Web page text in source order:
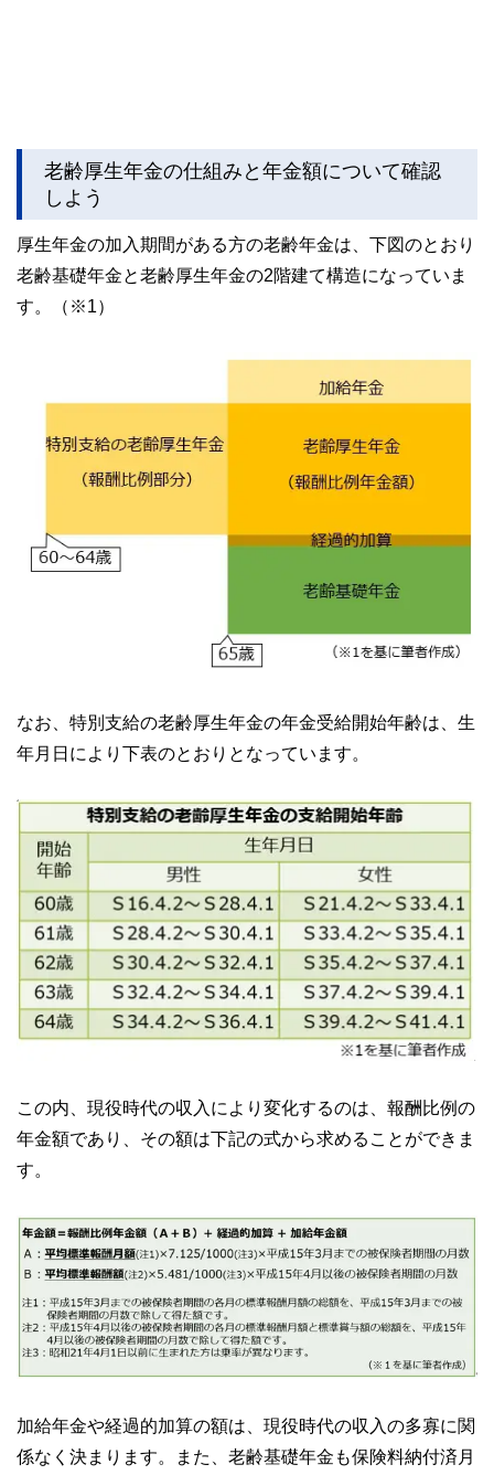
老齢厚生年金の仕組みと年金額について確認
しよう
厚生年金の加入期間がある方の老齢年金は、下図のとおり
老齢基礎年金と老齢厚生年金の2階建て構造になっていま
す。（※1）
なお、特別支給の老齢厚生年金の年金受給開始年齢は、生
年月日により下表のとおりとなっています。
この内、現役時代の収入により変化するのは、報酬比例の
年金額であり、その額は下記の式から求めることができま
す。
加給年金や経過的加算の額は、現役時代の収入の多寡に関
係なく決まります。また、老齢基礎年金も保険料納付済月